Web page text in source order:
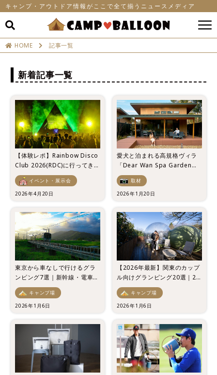
キャンプ・アウトドア情報がここで全て揃うニュースメディア
HOME 記事一覧
新着記事一覧
【体験レポ】Rainbow Disco
Club 2026(RDC)に行ってき
た！キャンプ×音楽フェスの最
高の週末イベント・展示会
2026年4月20日
愛犬と泊まれる高規格ヴィラ
「Dear Wan Spa Garden」
宿泊レポ
取材
2026年1月20日
東京から車なしで行けるグラ
ンピング7選｜新幹線・電車ア
クセス重視
キャンプ場
2026年1月6日
【2026年最新】関東のカップ
ル向けグランピング20選｜2
名1室“5万円前後”で泊まれる
キャンプ場
2026年1月6日